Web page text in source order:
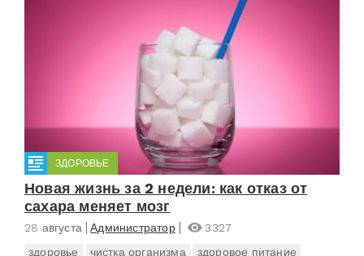
ЗДОРОВЬЕ
Новая жизнь за 2 недели: как отказ от
сахара меняет мозг
28 августа Администратор
3327
здоровье
чистка организма здоровое питание